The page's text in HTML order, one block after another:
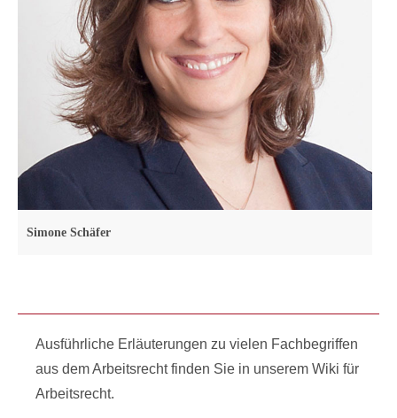
Simone Schäfer
Ausführliche Erläuterungen zu vielen Fachbegriffen
aus dem Arbeitsrecht finden Sie in unserem Wiki für
Arbeitsrecht.